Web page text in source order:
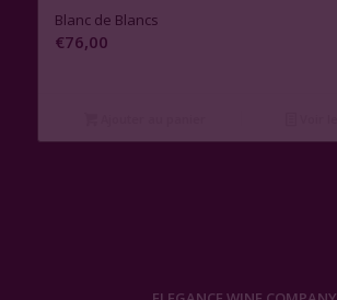
Blanc de Blancs
€76,00